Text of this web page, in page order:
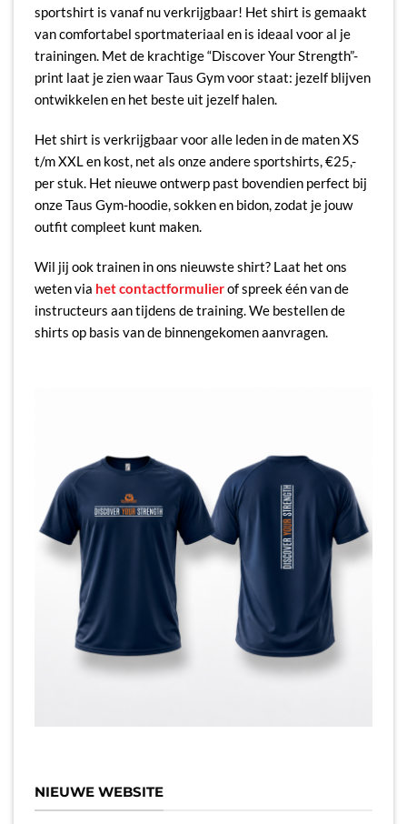
sportshirt is vanaf nu verkrijgbaar! Het shirt is gemaakt
van comfortabel sportmateriaal en is ideaal voor al je
trainingen. Met de krachtige “Discover Your Strength”-
print laat je zien waar Taus Gym voor staat: jezelf blijven
ontwikkelen en het beste uit jezelf halen.
Het shirt is verkrijgbaar voor alle leden in de maten XS
t/m XXL en kost, net als onze andere sportshirts, €25,-
per stuk. Het nieuwe ontwerp past bovendien perfect bij
onze Taus Gym-hoodie, sokken en bidon, zodat je jouw
outfit compleet kunt maken.
Wil jij ook trainen in ons nieuwste shirt? Laat het ons
weten via het contactformulierof spreek één van de
instructeurs aan tijdens de training. We bestellen de
shirts op basis van de binnengekomen aanvragen.
NIEUWE WEBSITE